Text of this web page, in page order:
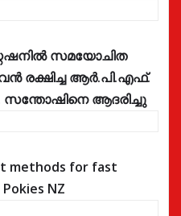
സമയോചിത
രക്ഷിച്ച ആർ.പി.എഫ്.
ആദരിച്ചു
methods for fast
NZ